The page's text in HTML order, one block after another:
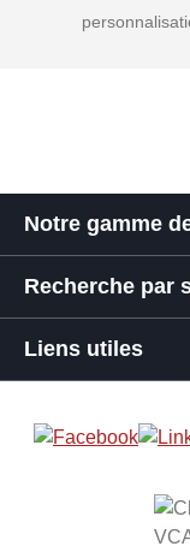
Notre gamme
Recherche par
Liens utiles